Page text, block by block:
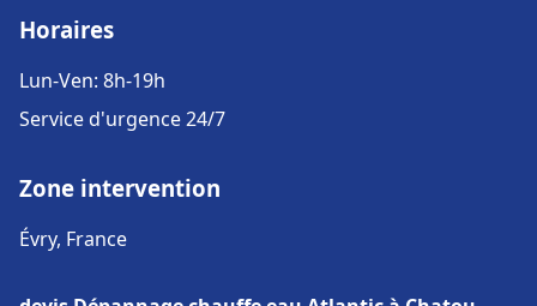
Horaires
Lun-Ven: 8h-19h
Service d'urgence 24/7
Zone intervention
Évry, France